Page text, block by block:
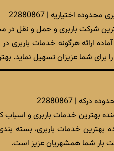
اختیاریه | 22880867
شرکت باربری و حمل و نقل
آماده ارائه هرگونه خدمات
برای شما عزیزان تسهیل نماید.
درکه | 22880867
دهنده بهترین خدمات باربری و
بهترین خدمات باربری،
بار شما همشهریان عزیز است.